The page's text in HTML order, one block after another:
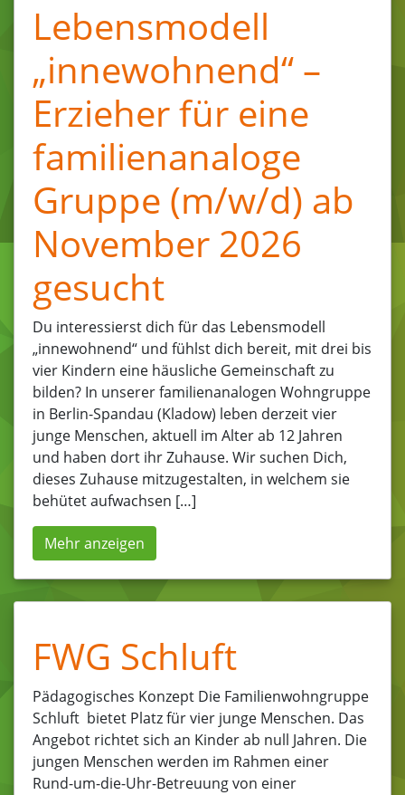
Lebensmodell
„innewohnend“ –
Erzieher für eine
familienanaloge
Gruppe (m/w/d) ab
November 2026
gesucht
Du interessierst dich für das Lebensmodell
„innewohnend“ und fühlst dich bereit, mit drei bis
vier Kindern eine häusliche Gemeinschaft zu
bilden? In unserer familienanalogen Wohngruppe
in Berlin-Spandau (Kladow) leben derzeit vier
junge Menschen, aktuell im Alter ab 12 Jahren
und haben dort ihr Zuhause. Wir suchen Dich,
dieses Zuhause mitzugestalten, in welchem sie
behütet aufwachsen […]
Mehr anzeigen
FWG Schluft
Pädagogisches Konzept Die Familienwohngruppe
Schluft bietet Platz für vier junge Menschen. Das
Angebot richtet sich an Kinder ab null Jahren. Die
jungen Menschen werden im Rahmen einer
Rund-um-die-Uhr-Betreuung von einer